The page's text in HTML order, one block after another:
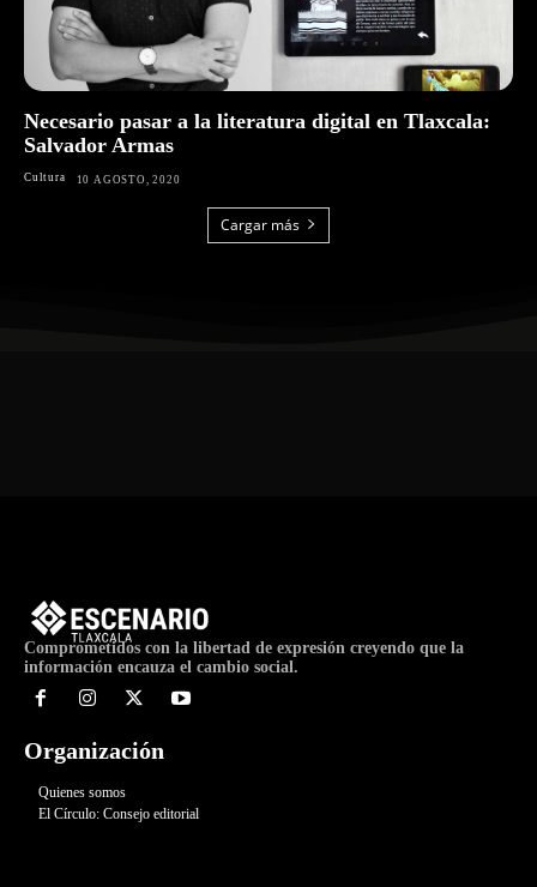
Necesario pasar a la literatura digital en Tlaxcala:
Salvador Armas
Cultura 10 AGOSTO, 2020
Cargar más
Comprometidos con la libertad de expresión creyendo que la
información encauza el cambio social.
Organización
Quienes somos
El Círculo: Consejo editorial